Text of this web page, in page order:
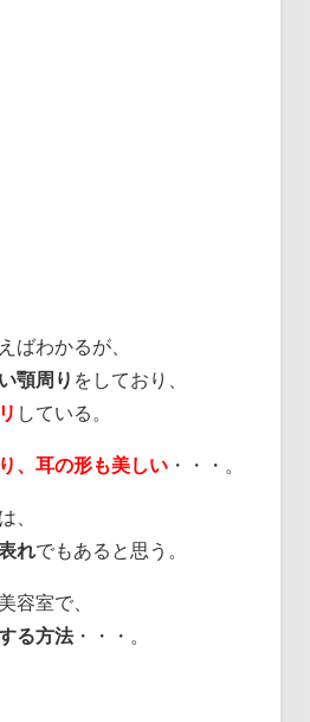
ばわかるが、
顎周り をしており、
している。
、耳の形も美しい ・・・。
、
れでもあると思う。
容室で、
る方法・・・。